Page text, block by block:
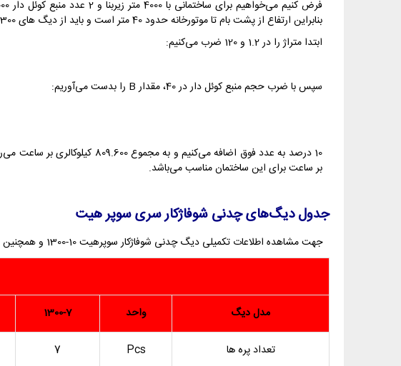
بنابراین ارتفاع از پشت بام تا موتورخانه حدود 40 متر است و باید از دیگ های 1300 استفاده نماییم تا در فشار حدود 4 بار به خوبی عمل کنند.
ابتدا متراژ را در 1.2 و 120 ضرب می‌کنیم:
سپس با ضرب حجم منبع کوئل دار در 40، مقدار B را بدست می‌آوریم:
بر ساعت برای این ساختمان مناسب می‌باشد.
جدول دیگ‌های چدنی شوفاژکار سری سوپر هیت
جهت مشاهده اطلاعات تکمیلی دیگ چدنی شوفاژکار سوپرهیت 10-1300 و همچنین مقایسه با سایر مدل‌های بویلر چدنی سوپر هیت
مدل دیگ واحد 1300-7
تعداد پره ها Pcs
7